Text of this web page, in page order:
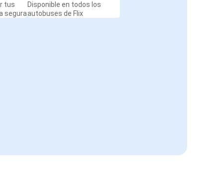
tus
segura
Disponible en todos los
autobuses de Flix